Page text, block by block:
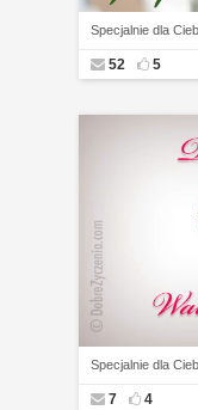
Specjalnie dla
52 5
Specjalnie dla
7 4